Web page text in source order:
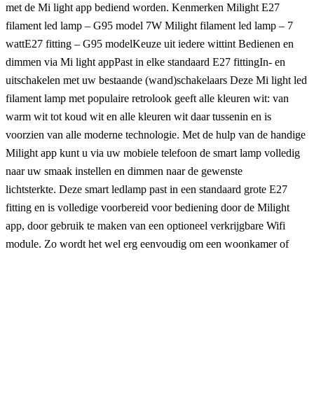
met de Mi light app bediend worden. Kenmerken Milight E27
filament led lamp – G95 model 7W Milight filament led lamp – 7
wattE27 fitting – G95 modelKeuze uit iedere wittint Bedienen en
dimmen via Mi light appPast in elke standaard E27 fittingIn- en
uitschakelen met uw bestaande (wand)schakelaars Deze Mi light led
filament lamp met populaire retrolook geeft alle kleuren wit: van
warm wit tot koud wit en alle kleuren wit daar tussenin en is
voorzien van alle moderne technologie. Met de hulp van de handige
Milight app kunt u via uw mobiele telefoon de smart lamp volledig
naar uw smaak instellen en dimmen naar de gewenste
lichtsterkte. Deze smart ledlamp past in een standaard grote E27
fitting en is volledige voorbereid voor bediening door de Milight
app, door gebruik te maken van een optioneel verkrijgbare Wifi
module. Zo wordt het wel erg eenvoudig om een woonkamer of